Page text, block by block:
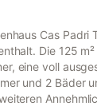
Cas Padri
Die 125
eine voll
und 2 Bäder